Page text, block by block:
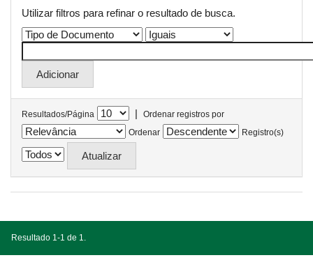
Utilizar filtros para refinar o resultado de busca.
Resultados/Página |
Ordenar registros por
Ordenar
Registro(s)
Resultado 1-1 de 1.